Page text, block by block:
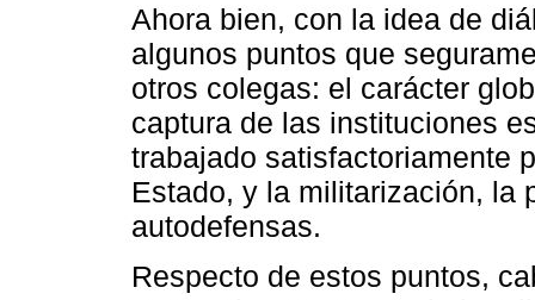
Ahora bien, con la idea de
algunos puntos que
otros colegas: el carácter
captura de las instituciones
trabajado satisfactoriamente
Estado, y la militarización, la
autodefensas.
Respecto de estos puntos,